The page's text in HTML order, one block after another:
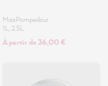
MissPompadour
1L, 2.5L
À partir de 36,00 €